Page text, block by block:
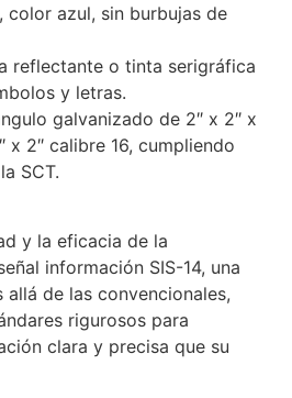
color azul, sin burbujas de
reflectante o tinta serigráfica
y letras.
galvanizado de 2″ x 2″ x
x 2″ calibre 16, cumpliendo
SCT.
y la eficacia de la
información SIS-14, una
allá de las convencionales,
rigurosos para
clara y precisa que su